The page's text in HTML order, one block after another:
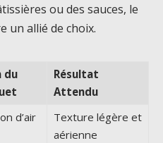
ou des sauces, le
un allié de choix.
du
Résultat
Attendu
d’air
Texture légère et
aérienne